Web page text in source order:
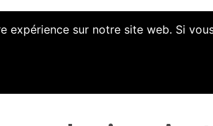
expérience sur notre site web. Si